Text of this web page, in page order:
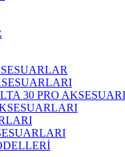
30 PRO